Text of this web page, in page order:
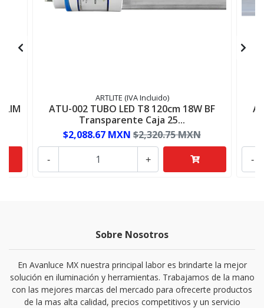
ARTLITE (IVA Incluido)
ATU-002 TUBO LED T8 120cm 18W BF
Transparente Caja 25...
$2,088.67 MXN $2,320.75 MXN
+
- -
Sobre Nosotros
En Avanluce MX nuestra principal labor es brindarte la mejor
solución en iluminación y herramientas. Trabajamos de la mano
con las mejores marcas del mercado para ofrecerte productos
de la mas alta calidad, precios competitivos y un servicio